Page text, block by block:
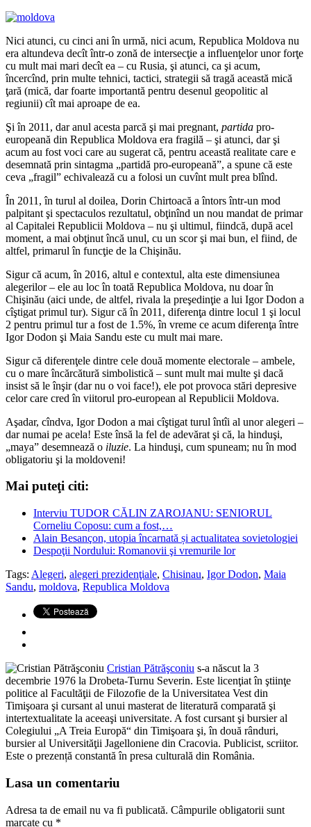
Nici atunci, cu cinci ani în urmă, nici acum, Republica Moldova nu
era altundeva decît într-o zonă de intersecţie a influenţelor unor forţe
cu mult mai mari decît ea – cu Rusia, şi atunci, ca şi acum,
încercînd, prin multe tehnici, tactici, strategii să tragă această mică
ţară (mică, dar foarte importantă pentru desenul geopolitic al
regiunii) cît mai aproape de ea.
Şi în 2011, dar anul acesta parcă şi mai pregnant, partida pro-
europeană din Republica Moldova era fragilă – şi atunci, dar şi
acum au fost voci care au sugerat că, pentru această realitate care e
desemnată prin sintagma „partidă pro-europeană”, a spune că este
ceva „fragil” echivalează cu a folosi un cuvînt mult prea blînd.
În 2011, în turul al doilea, Dorin Chirtoacă a întors într-un mod
palpitant şi spectaculos rezultatul, obţinînd un nou mandat de primar
al Capitalei Republicii Moldova – nu şi ultimul, fiindcă, după acel
moment, a mai obţinut încă unul, cu un scor şi mai bun, el fiind, de
altfel, primarul în funcţie de la Chişinău.
Sigur că acum, în 2016, altul e contextul, alta este dimensiunea
alegerilor – ele au loc în toată Republica Moldova, nu doar în
Chişinău (aici unde, de altfel, rivala la preşedinţie a lui Igor Dodon a
cîştigat primul tur). Sigur că în 2011, diferenţa dintre locul 1 şi locul
2 pentru primul tur a fost de 1.5%, în vreme ce acum diferenţa între
Igor Dodon şi Maia Sandu este cu mult mai mare.
Sigur că diferenţele dintre cele două momente electorale – ambele,
cu o mare încărcătură simbolistică – sunt mult mai multe şi dacă
insist să le înşir (dar nu o voi face!), ele pot provoca stări depresive
celor care cred în viitorul pro-european al Republicii Moldova.
Aşadar, cîndva, Igor Dodon a mai cîştigat turul întîi al unor alegeri –
dar numai pe acela! Este însă la fel de adevărat şi că, la hinduşi,
„maya” desemnează o iluzie. La hinduşi, cum spuneam; nu în mod
obligatoriu şi la moldoveni!
Mai puteţi citi:
Interviu TUDOR CĂLIN ZAROJANU: SENIORUL
Corneliu Coposu: cum a fost,…
Alain Besançon, utopia încarnată și actualitatea sovietologiei
Despoţii Nordului: Romanovii şi vremurile lor
Tags: Alegeri, alegeri prezidenţiale, Chisinau, Igor Dodon, Maia
Sandu, moldova, Republica Moldova
Cristian Pătrăşconiu s-a născut la 3
decembrie 1976 la Drobeta-Turnu Severin. Este licenţiat în ştiinţe
politice al Facultăţii de Filozofie de la Universitatea Vest din
Timişoara şi cursant al unui masterat de literatură comparată şi
intertextualitate la aceeaşi universitate. A fost cursant şi bursier al
Colegiului „A Treia Europă“ din Timişoara şi, în două rânduri,
bursier al Universităţii Jagelloniene din Cracovia. Publicist, scriitor.
Este o prezență constantă în presa culturală din România.
Lasa un comentariu
Adresa ta de email nu va fi publicată. Câmpurile obligatorii sunt
marcate cu *